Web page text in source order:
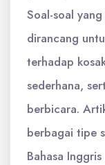
Soal-soal
dirancang
terhadap
sederhana,
berbicara.
berbagai tipe
Bahasa